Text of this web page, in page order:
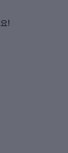
!